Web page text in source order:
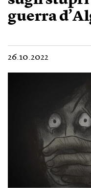
guerra
26.10.2022